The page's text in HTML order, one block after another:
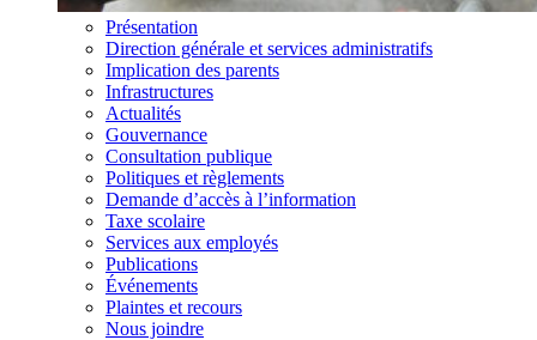
Présentation
Direction générale et services administratifs
Implication des parents
Infrastructures
Actualités
Gouvernance
Consultation publique
Politiques et règlements
Demande d’accès à l’information
Taxe scolaire
Services aux employés
Publications
Événements
Plaintes et recours
Nous joindre